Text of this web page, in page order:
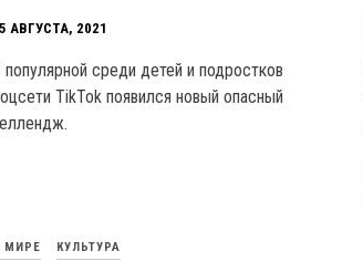
АВГУСТА, 2021
популярной среди детей и подростков
TikTok появился новый опасный
МИРЕ КУЛЬТУРА